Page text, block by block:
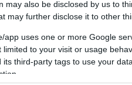
may also be disclosed by us to
may further disclose it to other
app uses one or more Google
to your visit or usage
third-party tags to use your
bruttó 10 millió
az épület használati
maga használ.